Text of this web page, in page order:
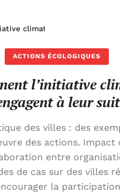
climatique, les citoyens
ACTIONS ÉCOLOGIQUES
l’initiative
à leur
des villes : des
des actions. Impact
entre
de cas sur des villes
la